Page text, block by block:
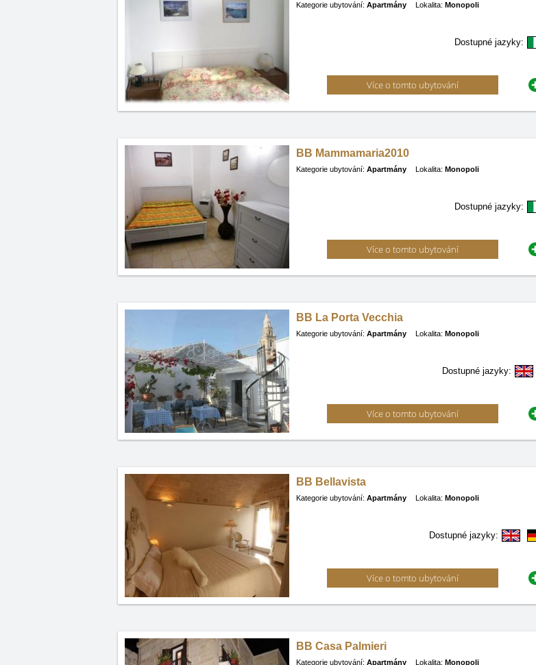
Kategorie ubytování: Apartmány Lokalita: Monopoli
Dostupné jazyky:
Více o tomto ubytování
BB Mammamaria2010
Kategorie ubytování: Apartmány Lokalita: Monopoli
Dostupné jazyky:
Více o tomto ubytování
BB La Porta Vecchia
Kategorie ubytování: Apartmány Lokalita: Monopoli
Dostupné jazyky:
Více o tomto ubytování
BB Bellavista
Kategorie ubytování: Apartmány Lokalita: Monopoli
Dostupné jazyky:
Více o tomto ubytování
BB Casa Palmieri
Kategorie ubytování: Apartmány Lokalita: Monopoli